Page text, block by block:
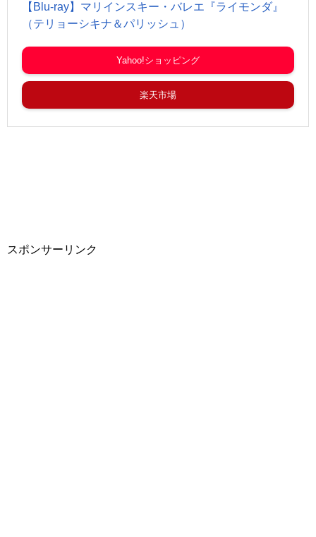
【Blu-ray】マリインスキー・バレエ『ライモンダ』
（テリョーシキナ＆パリッシュ）
Yahoo!ショッピング
楽天市場
スポンサーリンク